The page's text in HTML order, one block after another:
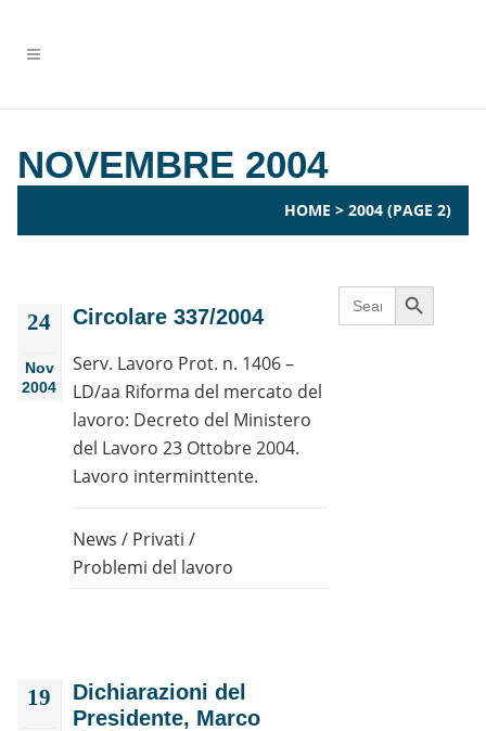
NOVEMBRE 2004
HOME > 2004 (PAGE 2)
24
Nov
2004
Circolare 337/2004
Serv. Lavoro Prot. n. 1406 –
LD/aa Riforma del mercato del
lavoro: Decreto del Ministero
del Lavoro 23 Ottobre 2004.
Lavoro interminttente.
News / Privati /
Problemi del lavoro
19
Dichiarazioni del
Presidente, Marco
Search
for:
Search Button